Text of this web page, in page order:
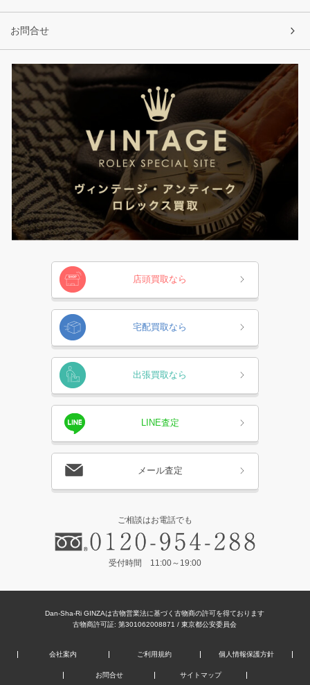
お問合せ
店頭買取なら
宅配買取なら
出張買取なら
LINE査定
メール査定
ご相談はお電話でも
受付時間 11:00～19:00
Dan-Sha-Ri GINZAは古物営業法に基づく古物商の許可を得ております
古物商許可証: 第301062008871 / 東京都公安委員会
会社案内 ご利用規約 個人情報保護方針
お問合せ サイトマップ